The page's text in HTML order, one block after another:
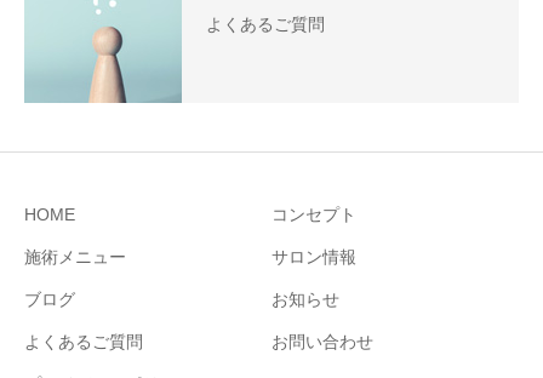
よくあるご質問
HOME コンセプト
施術メニュー サロン情報
ブログ お知らせ
よくあるご質問 お問い合わせ